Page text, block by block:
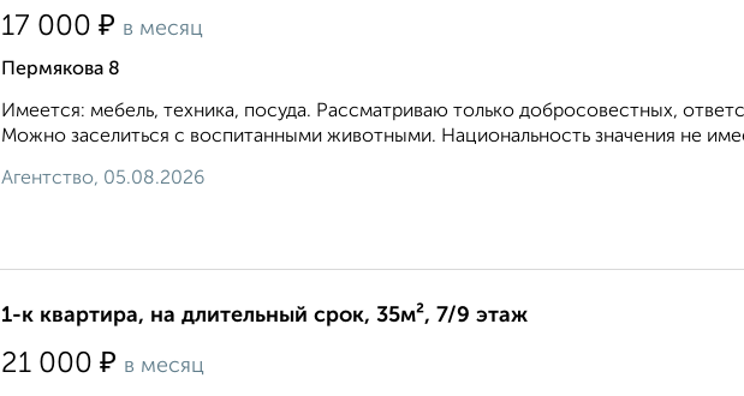
17 000 ₽ в месяц
Пермякова 8
Имеется: мебель, техника, посуда. Рассматриваю только добросовестных,
Можно заселиться с воспитанными животными. Национальность значения не
Агентство, 05.08.2026
1-к квартира, на длительный срок, 35м², 7/9 этаж
21 000 ₽ в месяц